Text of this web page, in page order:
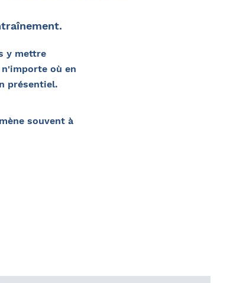
y mettre
où en
présentiel.
souvent à